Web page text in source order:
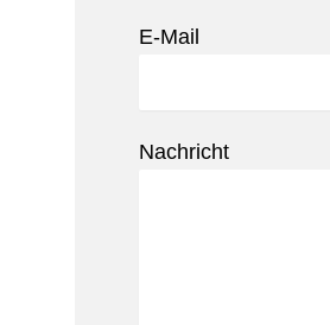
E-Mail
Nachricht